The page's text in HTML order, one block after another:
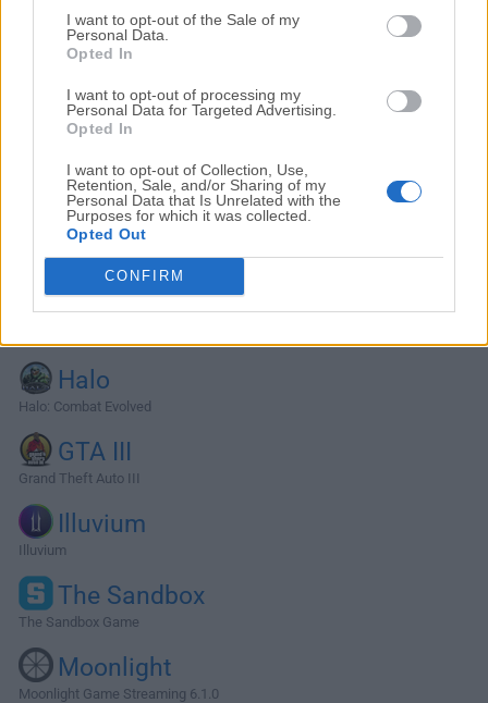
I want to opt-out of the Sale of my
Personal Data.
Opted In
I want to opt-out of processing my
Personal Data for Targeted Advertising.
Opted In
I want to opt-out of Collection, Use,
Retention, Sale, and/or Sharing of my
Personal Data that Is Unrelated with the
Purposes for which it was collected.
Opted Out
CONFIRM
Alternativas y Software Similar
Halo
Halo: Combat Evolved
GTA III
Grand Theft Auto III
Illuvium
Illuvium
The Sandbox
The Sandbox Game
Moonlight
Moonlight Game Streaming 6.1.0